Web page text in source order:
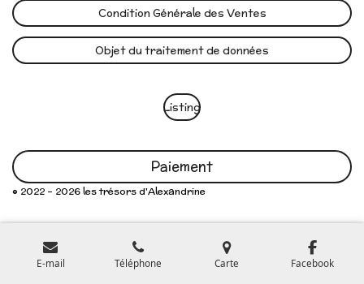
Condition Générale des Ventes
Objet du traitement de données
Listing
Paiement
© 2022 - 2026 les trésors d'Alexandrine
E-mail Téléphone Carte Facebook